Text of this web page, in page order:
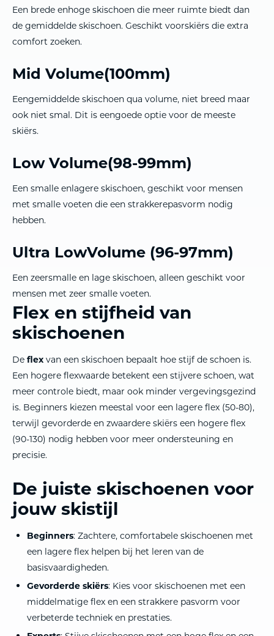
Een brede enhoge skischoen die meer ruimte biedt dan
de gemiddelde skischoen. Geschikt voorskiërs die extra
comfort zoeken.
Mid Volume(100mm)
Eengemiddelde skischoen qua volume, niet breed maar
ook niet smal. Dit is eengoede optie voor de meeste
skiërs.
Low Volume(98-99mm)
Een smalle enlagere skischoen, geschikt voor mensen
met smalle voeten die een strakkerepasvorm nodig
hebben.
Ultra LowVolume (96-97mm)
Een zeersmalle en lage skischoen, alleen geschikt voor
mensen met zeer smalle voeten.
Flex en stijfheid van
skischoenen
De flex van een skischoen bepaalt hoe stijf de schoen is.
Een hogere flexwaarde betekent een stijvere schoen, wat
meer controle biedt, maar ook minder vergevingsgezind
is. Beginners kiezen meestal voor een lagere flex (50-80),
terwijl gevorderde en zwaardere skiërs een hogere flex
(90-130) nodig hebben voor meer ondersteuning en
precisie.
De juiste skischoenen voor
jouw skistijl
Beginners: Zachtere, comfortabele skischoenen met
een lagere flex helpen bij het leren van de
basisvaardigheden.
Gevorderde skiërs: Kies voor skischoenen met een
middelmatige flex en een strakkere pasvorm voor
verbeterde techniek en prestaties.